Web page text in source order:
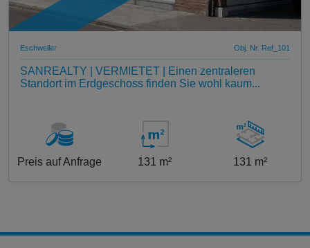
Eschweiler Obj. Nr. Ref_101
SANREALTY | VERMIETET | Einen zentraleren
Standort im Erdgeschoss finden Sie wohl kaum...
Preis auf Anfrage 131 m² 131 m²